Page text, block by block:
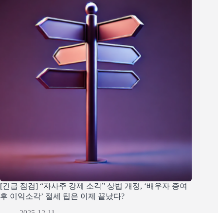
[긴급 점검] “자사주 강제 소각” 상법 개정, ‘배우자 증여
후 이익소각’ 절세 팁은 이제 끝났다?